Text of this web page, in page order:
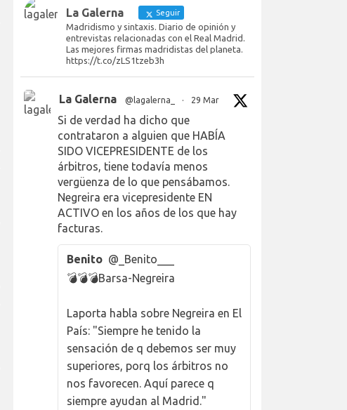
La Galerna Seguir
Madridismo y sintaxis. Diario de opinión y
entrevistas relacionadas con el Real Madrid.
Las mejores firmas madridistas del planeta.
https://t.co/zLS1tzeb3h
La Galerna @lagalerna_ · 29 Mar
Si de verdad ha dicho que
contrataron a alguien que HABÍA
SIDO VICEPRESIDENTE de los
árbitros, tiene todavía menos
vergüenza de lo que pensábamos.
Negreira era vicepresidente EN
ACTIVO en los años de los que hay
facturas.
Benito @_Benito___
💣💣💣Barsa-Negreira
Laporta habla sobre Negreira en El
País: "Siempre he tenido la
sensación de q debemos ser muy
superiores, porq los árbitros no
nos favorecen. Aquí parece q
siempre ayudan al Madrid."